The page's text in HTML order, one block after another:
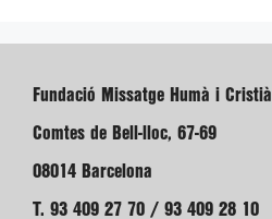
Fundació Missatge Humà i Cristià
Comtes de Bell-lloc, 67-69
08014 Barcelona
T. 93 409 27 70 / 93 409 28 10